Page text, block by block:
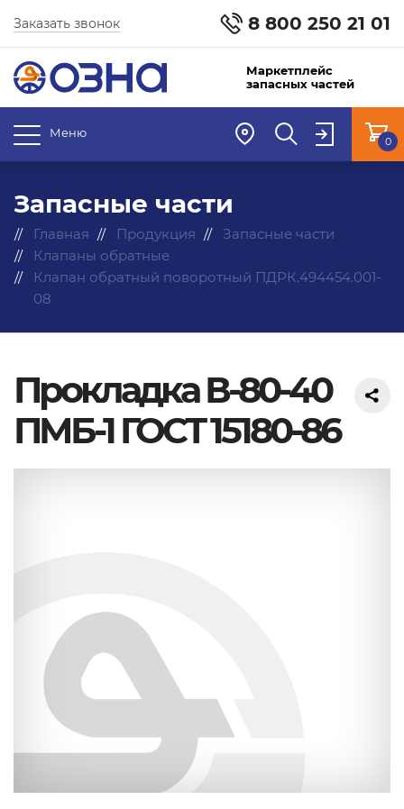
8 800 250 21 01
Заказать звонок
Маркетплейс
запасных частей
Меню
0
Запасные части
Главная Продукция
Запасные части
Клапаны обратные
Клапан обратный поворотный ПДРК.494454.001-
08
Прокладка В-80-40
ПМБ-1 ГОСТ 15180-86